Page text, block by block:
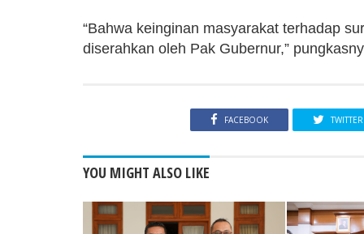
“Bahwa keinginan masyarakat terhadap
diserahkan oleh Pak Gubernur,”
FACEBOOK TWITTER
YOU MIGHT ALSO LIKE